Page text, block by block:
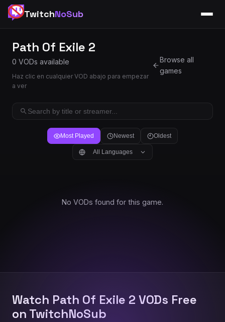
TwitchNoSub
Path Of Exile 2
0 VODs available
Haz clic en cualquier VOD abajo para empezar
a ver
Browse all
games
Most Played Newest Oldest
All Languages
No VODs found for this game.
Watch Path Of Exile 2 VODs Free
on TwitchNoSub